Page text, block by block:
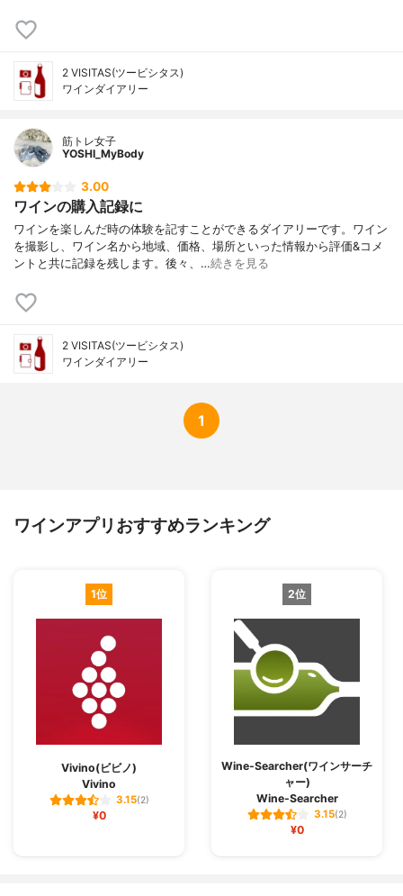
2 VISITAS(ツービシタス)
ワインダイアリー
筋トレ女子
YOSHI_MyBody
3.00
ワインの購入記録に
ワインを楽しんだ時の体験を記すことができるダイアリーです。ワイン
を撮影し、ワイン名から地域、価格、場所といった情報から評価&コメ
ントと共に記録を残します。後々、…続きを見る
2 VISITAS(ツービシタス)
ワインダイアリー
1
ワインアプリおすすめランキング
1位
Vivino(ビビノ)
Vivino
3.15(2)
¥0
2位
Wine-Searcher(ワインサーチ
ャー)
Wine-Searcher
3.15(2)
¥0